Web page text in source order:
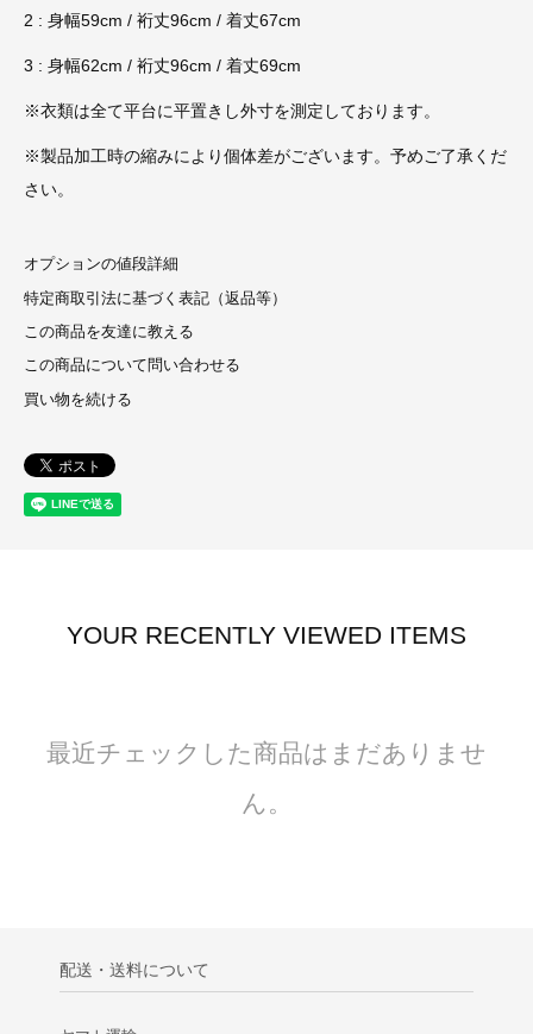
2 : 身幅59cm / 裄丈96cm / 着丈67cm
3 : 身幅62cm / 裄丈96cm / 着丈69cm
※衣類は全て平台に平置きし外寸を測定しております。
※製品加工時の縮みにより個体差がございます。予めご了承くだ
さい。
オプションの値段詳細
特定商取引法に基づく表記（返品等）
この商品を友達に教える
この商品について問い合わせる
買い物を続ける
YOUR RECENTLY VIEWED ITEMS
最近チェックした商品はまだありませ
ん。
配送・送料について